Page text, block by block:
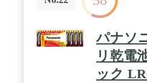
パナソ
リ乾電
ック